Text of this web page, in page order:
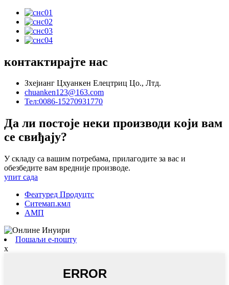
контактирајте нас
Зхејианг Цхуанкен Елецтриц Цо., Лтд.
chuanken123@163.com
Тел:0086-15270931770
Да ли постоје неки производи који вам
се свиђају?
У складу са вашим потребама, прилагодите за вас и
обезбедите вам вредније производе.
упит сада
Феатуред Продуцтс
Ситемап.кмл
АМП
Пошаљи е-пошту
x